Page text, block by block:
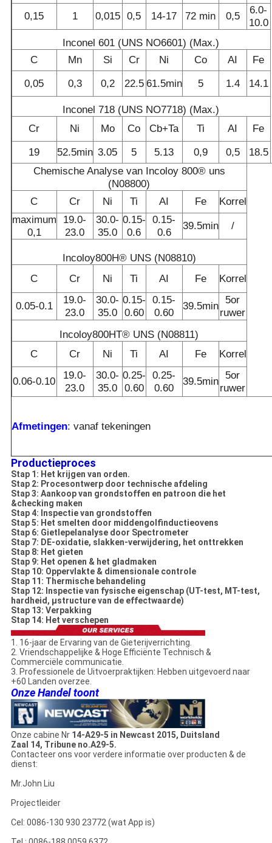
0,15
1 0,015 0,5 14-17 72 min 0,5
6.0-
10.0
Inconel 601 (UNS NO6601) (Max.)
C
Mn Si Cr Ni Co AI
Fe
0,05
0,3 0,2 22.5 61.5min 5 1.4 14.1
Inconel 718 (UNS NO7718) (Max.)
Cr
Ni Mo Co Cb+Ta Ti AI
Fe
19
52.5min 3.05 5 5.13 0,9 0,5
18.5
Chemische Analyse van Incoloy 800® uns
(N08800)
C
Cr Ni Ti AI Fe
Korrel
maximum
0,1
19.0-
23.0
30.0-
35.0
0.15-
0.6
0.15-
0.6
39.5min /
Incoloy800H® UNS (N08810)
C
Cr Ni Ti AI Fe Korrel
0.05-0.1
19.0-
23.0
30.0-
35.0
0.15-
0.60
0.15-
0.60
39.5min
5or
ruwer
Incoloy800HT® UNS (N08811)
C
Cr Ni Ti AI Fe Korrel
0.06-0.10
19.0-
23.0
30.0-
35.0
0.25-
0.60
0.25-
0.60
39.5min
5or
ruwer
Afmetingen: vanaf tekeningen
Productieproces
Stap 1: Het krijgen van orden.
Stap 2: Procesontwerp door technische afdeling
Stap 3: Aankoop van grondstoffen en patroon die het
&checking maken
Stap 4: Inspectie van grondstoffen
Stap 5: Het smelten door middengolfinductieovens
Stap 6: Gietlepelanalyse door Spectrometer
Stap 7: DE-oxidatie, slakken-verwijdering, het onttrekken
Stap 8: Het gieten
Stap 9: Het openen & het gladmaken
Stap 10: Oppervlakte & dimensionale controle
Stap 11: Thermische behandeling
Stap 12: Inspectie van fysische eigenschap (UT-test, MT-test,
hardheid, µstructure van de effectwaarde)
Stap 13: Verpakking
Stap 14: Het verschepen
1. 16-jaar de Ervaring van de Gieterijverrichting.
2. Vriendschappelijke & Hoge Efficiënte Technisch &
Commerciële communicatie.
3. Professionele de Uitvoerpraktijken: Hebben uitgevoerd naar
+60 Landen overzee.
Onze Handel toont
Onze cabine Nr 14-A29-5 in Newcast 2015, Duitsland
Zaal 14, Tribune no.A29-5.
Contacteer ons voor verdere informatie over producten & de
dienst:
Mr.John Liu
Projectleider
Cel: 0086-130 930 23772 (wat App is)